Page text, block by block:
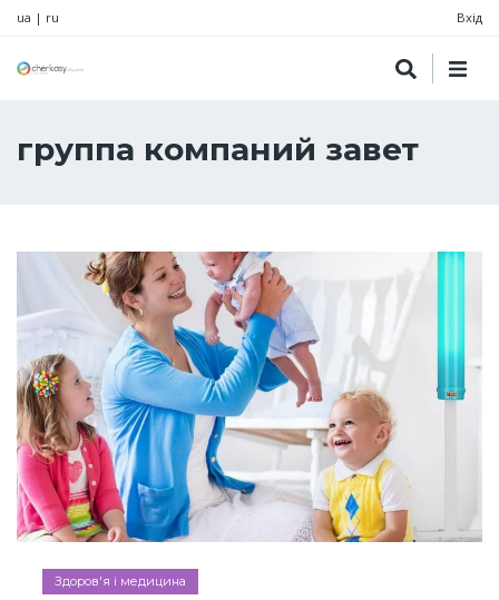
ua | ru Вхід
группа компаний завет
Здоров'я і медицина